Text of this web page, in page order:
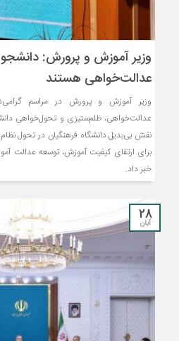
وزیر آموزش و پرورش:
عدالت‌خواهی‌‌ هستند
وزیر آموزش و پرورش در مراسم
عدالت‌خواهی، ظلم‌ستیزی و تحول‌خواهی
نقش بی‌بدیل دانشگاه فرهنگیان در تحول نظام
برای ارتقای کیفیت آموزش، توسعه عدالت
خبر داد.
28
آبان